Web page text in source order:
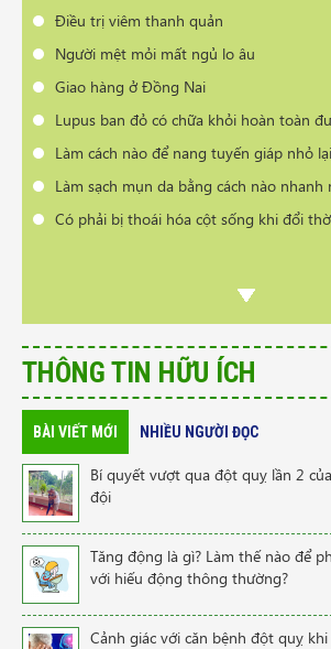
Điều trị viêm thanh quản
Người mệt mỏi mất ngủ lo âu
Giao hàng ở Đồng Nai
Lupus ban đỏ có chữa khỏi hoàn toàn
Làm cách nào để nang tuyến giáp nhỏ lại
Làm sạch mụn da bằng cách nào nhanh
Có phải bị thoái hóa cột sống khi đổi
THÔNG TIN HỮU ÍCH
BÀI VIẾT MỚI NHIỀU NGƯỜI ĐỌC
Bí quyết vượt qua đột quỵ lần 2
đội
Tăng động là gì? Làm thế nào để
với hiếu động thông thường?
Cảnh giác với căn bệnh đột quỵ